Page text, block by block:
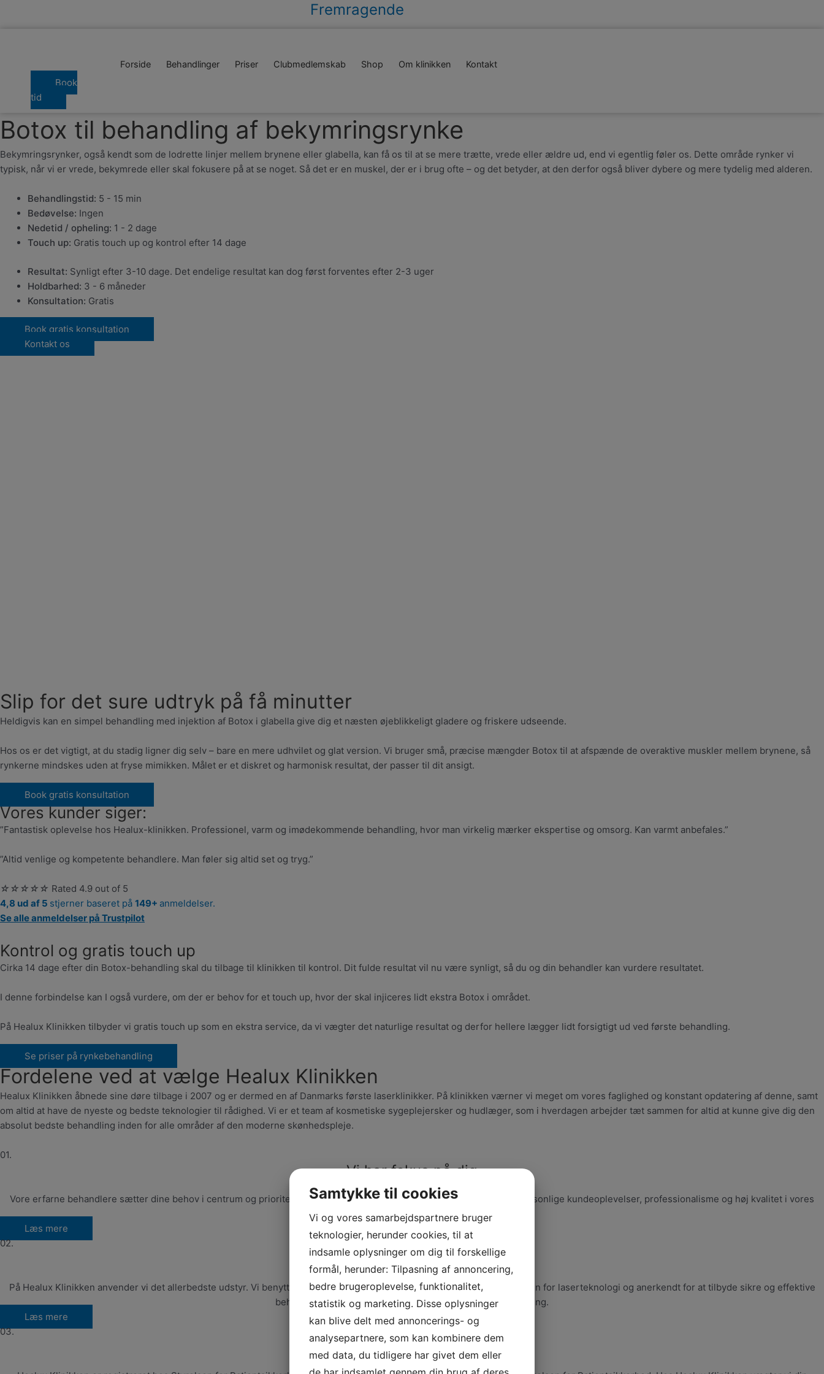
Fremragende
Forside Behandlinger Priser Clubmedlemskab Shop Om klinikken Kontakt
Book
tid
Botox til behandling af bekymringsrynke
Bekymringsrynker, også kendt som de lodrette linjer mellem brynene eller glabella, kan få os til at se mere trætte, vrede eller ældre ud, end vi egentlig føler os. Dette område rynker vi
typisk, når vi er vrede, bekymrede eller skal fokusere på at se noget. Så det er en muskel, der er i brug ofte – og det betyder, at den derfor også bliver dybere og mere tydelig med alderen.
Behandlingstid: 5 - 15 min
Bedøvelse: Ingen
Nedetid / opheling: 1 - 2 dage
Touch up: Gratis touch up og kontrol efter 14 dage
Resultat: Synligt efter 3-10 dage. Det endelige resultat kan dog først forventes efter 2-3 uger
Holdbarhed: 3 - 6 måneder
Konsultation: Gratis
Book gratis konsultation
Kontakt os
Slip for det sure udtryk på få minutter
Heldigvis kan en simpel behandling med injektion af Botox i glabella give dig et næsten øjeblikkeligt gladere og friskere udseende.
Hos os er det vigtigt, at du stadig ligner dig selv – bare en mere udhvilet og glat version. Vi bruger små, præcise mængder Botox til at afspænde de overaktive muskler mellem brynene, så
rynkerne mindskes uden at fryse mimikken. Målet er et diskret og harmonisk resultat, der passer til dit ansigt.
Book gratis konsultation
Vores kunder siger:
”Fantastisk oplevelse hos Healux-klinikken. Professionel, varm og imødekommende behandling, hvor man virkelig mærker ekspertise og omsorg. Kan varmt anbefales.”
”Altid venlige og kompetente behandlere. Man føler sig altid set og tryg.”
☆ ☆ ☆ ☆ ☆ Rated 4.9 out of 5
4,8 ud af 5 stjerner baseret på 149+ anmeldelser.
Se alle anmeldelser på Trustpilot
Kontrol og gratis touch up
Cirka 14 dage efter din Botox-behandling skal du tilbage til klinikken til kontrol. Dit fulde resultat vil nu være synligt, så du og din behandler kan vurdere resultatet.
I denne forbindelse kan I også vurdere, om der er behov for et touch up, hvor der skal injiceres lidt ekstra Botox i området.
På Healux Klinikken tilbyder vi gratis touch up som en ekstra service, da vi vægter det naturlige resultat og derfor hellere lægger lidt forsigtigt ud ved første behandling.
Se priser på rynkebehandling
Fordelene ved at vælge Healux Klinikken
Healux Klinikken åbnede sine døre tilbage i 2007 og er dermed en af Danmarks første laserklinikker. På klinikken værner vi meget om vores faglighed og konstant opdatering af denne, samt
om altid at have de nyeste og bedste teknologier til rådighed. Vi er et team af kosmetiske sygeplejersker og hudlæger, som i hverdagen arbejder tæt sammen for altid at kunne give dig den
absolut bedste behandling inden for alle områder af den moderne skønhedspleje.
01.
Vi har fokus på dig
Vore erfarne behandlere sætter dine behov i centrum og prioriterer en skræddersyet behandling. Vi lægger vægt på personlige kundeoplevelser, professionalisme og høj kvalitet i vores
behandlinger, hvor du altid skal føle dig sikker og tryg.
Læs mere
02.
Bedste udstyr i branchen
På Healux Klinikken anvender vi det allerbedste udstyr. Vi benytter maskiner fra Alma Lasers, som er globalt førende inden for laserteknologi og anerkendt for at tilbyde sikre og effektive
behandlinger til både permanent hårfjerning og hudforbedring.
Læs mere
03.
Tryg og sikker behandling
Samtykke til cookies
Vi og vores samarbejdspartnere bruger
teknologier, herunder cookies, til at
indsamle oplysninger om dig til forskellige
formål, herunder: Tilpasning af annoncering,
bedre brugeroplevelse, funktionalitet,
statistik og marketing. Disse oplysninger
kan blive delt med annoncerings- og
analysepartnere, som kan kombinere dem
med data, du tidligere har givet dem eller